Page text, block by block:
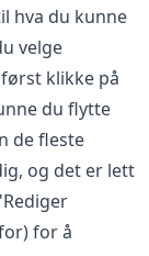
hva du kunne
velge
klikke på
du flytte
de fleste
og det er lett
for å